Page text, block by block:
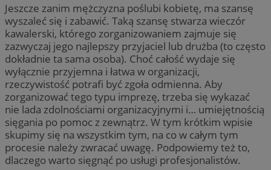
Jeszcze zanim mężczyzna poślubi kobietę, ma szansę
wyszaleć się i zabawić. Taką szansę stwarza wieczór
kawalerski, którego zorganizowaniem zajmuje się
zazwyczaj jego najlepszy przyjaciel lub drużba (to często
dokładnie ta sama osoba). Choć całość wydaje się
wyłącznie przyjemna i łatwa w organizacji,
rzeczywistość potrafi być zgoła odmienna. Aby
zorganizować tego typu imprezę, trzeba się wykazać
nie lada zdolnościami organizacyjnymi i… umiejętnością
sięgania po pomoc z zewnątrz. W tym krótkim wpisie
skupimy się na wszystkim tym, na co w całym tym
procesie należy zwracać uwagę. Podpowiemy też to,
dlaczego warto sięgnąć po usługi profesjonalistów.